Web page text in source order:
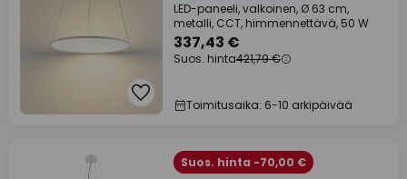
LED-paneeli, valkoinen, Ø 63 cm,
metalli, CCT, himmennettävä, 50 W
337,43 €
Suos. hinta421,79 €
Toimitusaika: 6-10 arkipäivää
Suos. hinta -70,00 €